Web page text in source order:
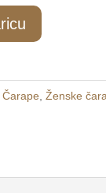
Čarape ,Ženske